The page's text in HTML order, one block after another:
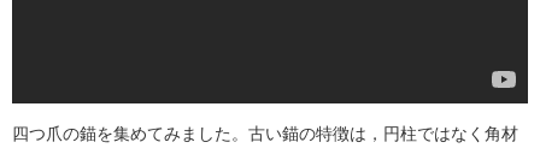
四つ爪の錨を集めてみました。古い錨の特徴は，円柱ではなく角材